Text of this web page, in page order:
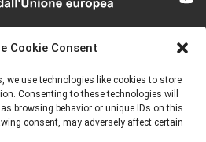
Cookie Consent
we use technologies like cookies to store
Consenting to these technologies will
browsing behavior or unique IDs on this
consent, may adversely affect certain
necessariamente le opinioni dell’Unione
europea per l’istruzione e la cultura (EACEA).